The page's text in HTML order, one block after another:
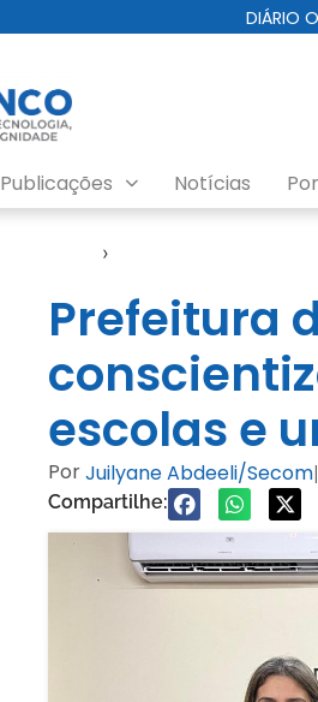
DIÁRIO
Publicações Notícias
›
Prefeitura
escolas e
PorJuilyane Abdeeli/Secom|
Compartilhe: